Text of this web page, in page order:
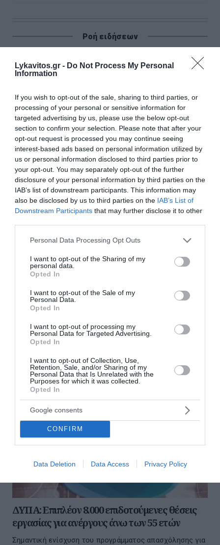
Lykavitos.gr - Do Not Process My Personal
Information
If you wish to opt-out of the sale, sharing to third parties, or
processing of your personal or sensitive information for
targeted advertising by us, please use the below opt-out
section to confirm your selection. Please note that after your
opt-out request is processed you may continue seeing
interest-based ads based on personal information utilized by
us or personal information disclosed to third parties prior to
your opt-out. You may separately opt-out of the further
disclosure of your personal information by third parties on the
IAB’s list of downstream participants. This information may
also be disclosed by us to third parties on the IAB’s List of
Downstream Participants that may further disclose it to other
Please note that this website/app uses one or more Google
not limited to your visit or usage behaviour. You may click to
grant or deny consent to Google and its third-party tags to
use your data for below specified purposes in below Google
consent section.
Personal Data Processing Opt Outs
I want to opt-out of the Sharing of my
personal data.
Opted In
I want to opt-out of the Sale of my
Personal Data.
Opted In
I want to opt-out of processing my
Personal Data for Targeted Advertising.
Opted In
I want to opt-out of Collection, Use,
Retention, Sale, and/or Sharing of my
Personal Data that Is Unrelated with the
Purposes for which it was collected.
Opted In
Google consents
CONFIRM
Data Deletion Data Access Privacy Policy
Ροή ειδήσεων
εκπαιδευτικός και τέσσερις τραυματίες
Marfin: Απολογείται σήμερα η 46χρονη που εκδόθηκε από
τη Βρετανία
Ιράν: Σχέδιο για απαγόρευση διέλευσης αμερικανικών και
ισραηλινών πλοίων από τα Στενά του Ορμούζ
Σαν σήμερα - 7 Αυγούστου
Η Χώρα Σκύρου
Εορτολόγιο: Ποιοι γιορτάζουν σήμερα
του ήπατος
Υψηλή χοληστερίνη: Οι τροφές που πρέπει να
αποφεύγουμε
Σύλληψη γυναίκας για την φωτιά στη Σκύρο
διαβάστε ακόμη
ΔΥΠΑ: Επιπλέον 8.000 επιδοτούμενες θέσεις
εργασίας για ανέργους άνω των 55 ετών
Σημαντική ενίσχυση του προγράμματος απασχόλησης για